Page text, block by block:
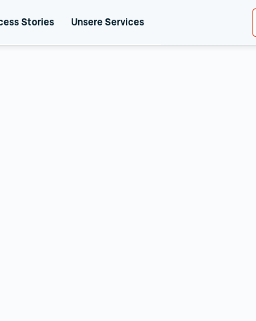
navigation
Stories Unsere Services